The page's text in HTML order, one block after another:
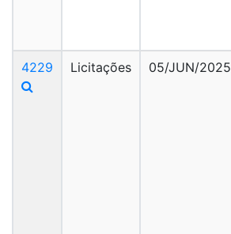
4229 Licitações 05/JUN/2025